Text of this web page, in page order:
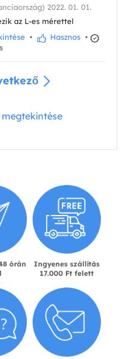
2022. 01. 01.
az L-es mérettel
• Hasznos •
megtekintése
órán
Ingyenes szállítás
17.000 Ft felett